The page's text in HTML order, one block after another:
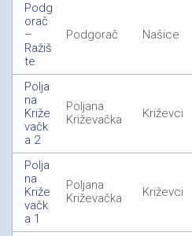
Podg
orač
–
Ražiš
te
Podgorač Našice
Polja
na
Križe
vačk
a 2
Poljana
Križevačka
Križevci
Polja
na
Križe
vačk
a 1
Poljana
Križevačka
Križevci